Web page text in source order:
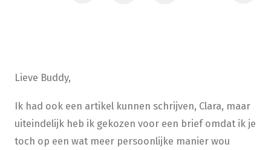
Lieve Buddy,
Ik had ook een artikel kunnen schrijven, Clara, maar
uiteindelijk heb ik gekozen voor een brief omdat ik je
toch op een wat meer persoonlijke manier wou